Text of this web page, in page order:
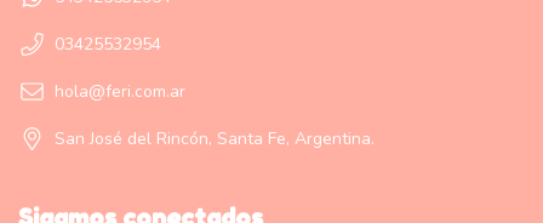
03425532954
hola@feri.com.ar
San José del Rincón, Santa Fe, Argentina.